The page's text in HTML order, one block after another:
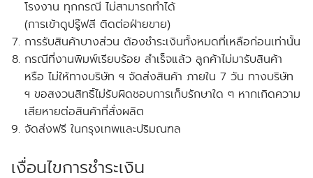
โรงงาน ทุกกรณี ไม่สามารถทำได้
(การเข้าดูปรู๊ฟสี ติดต่อฝ่ายขาย)
การรับสินค้าบางส่วน ต้องชำระเงินทั้งหมดที่เหลือก่อนเท่านั้น
กรณีที่งานพิมพ์เรียบร้อย สำเร็จแล้ว ลูกค้าไม่มารับสินค้า
หรือ ไม่ให้ทางบริษัท ฯ จัดส่งสินค้า ภายใน 7 วัน ทางบริษัท
ฯ ขอสงวนสิทธิ์ไม่รับผิดชอบการเก็บรักษาใด ๆ หากเกิดความ
เสียหายต่อสินค้าที่สั่งผลิต
จัดส่งฟรี ในกรุงเทพและปริมณฑล
เงื่อนไขการชำระเงิน